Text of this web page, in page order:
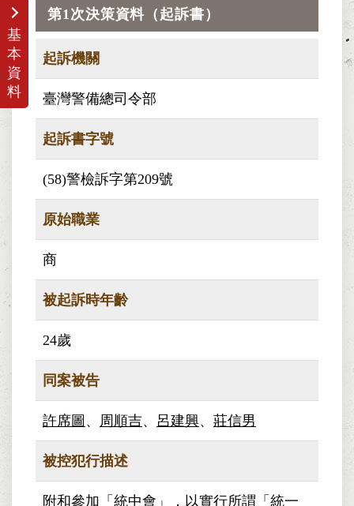
基
本
資
料
第1次決策資料（起訴書）
起訴機關
臺灣警備總司令部
起訴書字號
(58)警檢訴字第209號
原始職業
商
被起訴時年齡
24歲
同案被告
許席圖 、 周順吉、 呂建興、 莊信男
被控犯行描述
附和參加「統中會」，以實行所謂「統一